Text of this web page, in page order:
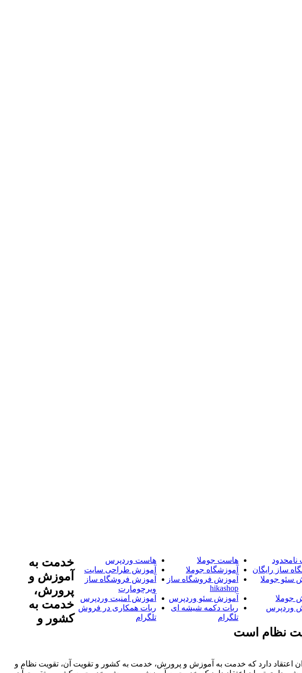
هاست جوملا
هاست وردپرس
ساز رایگان آموزشگاه جوملا
آموزش طراحی سایت
سئو جوملا
آموزش فروشگاه ساز
hikashop
آموزش فروشگاه ساز
ویرچومارت
جوملا آموزش سئو وردپرس
آموزش امنیت وردپرس
وردپرس
ربات دکمه شیشه ای
تلگرام
ربات همکاری در فروش
تلگرام
خدمت به
آموزش و
پرورش،
خدمت به
کشور و
نظام است
آموزش و پرورش مناطق 5 و 22 گفت: « مجموعه شهرداری تهران اعتقاد دارد که خدمت به آموزش و پرورش، خدمت به کشور و تقویت آن، تقویت نظام و